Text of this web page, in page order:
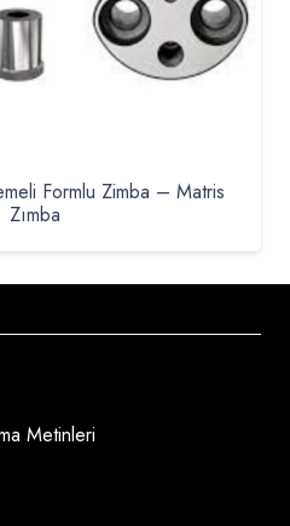
Formlu Zimba – Matris
Zımba
Metinleri